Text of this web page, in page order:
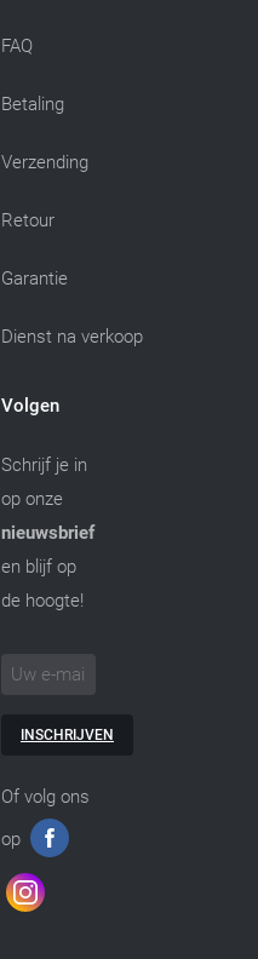
FAQ
Betaling
Verzending
Retour
Garantie
Dienst na verkoop
Volgen
Schrijf je in
op onze
nieuwsbrief
en blijf op
de hoogte!
INSCHRIJVEN
Of volg ons
op